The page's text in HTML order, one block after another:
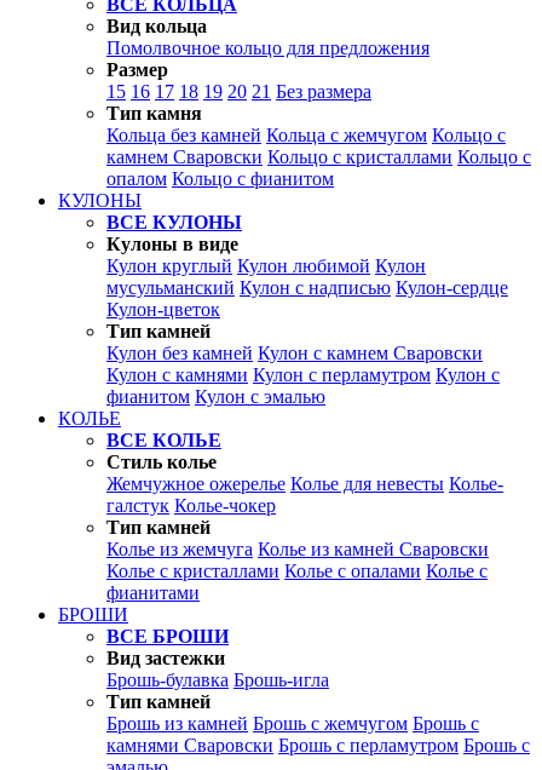
ВСЕ КОЛЬЦА
Вид кольца
Помолвочное кольцо для предложения
Размер
15 16 17 18 19 20 21 Без размера
Тип камня
Кольца без камней Кольца с жемчугом Кольцо с
камнем Сваровски Кольцо с кристаллами Кольцо с
опалом Кольцо с фианитом
КУЛОНЫ
ВСЕ КУЛОНЫ
Кулоны в виде
Кулон круглый Кулон любимой Кулон
мусульманский Кулон с надписью Кулон-сердце
Кулон-цветок
Тип камней
Кулон без камней Кулон с камнем Сваровски
Кулон с камнями Кулон с перламутром Кулон с
фианитом Кулон с эмалью
КОЛЬЕ
ВСЕ КОЛЬЕ
Стиль колье
Жемчужное ожерелье Колье для невесты Колье-
галстук Колье-чокер
Тип камней
Колье из жемчуга Колье из камней Сваровски
Колье с кристаллами Колье с опалами Колье с
фианитами
БРОШИ
ВСЕ БРОШИ
Вид застежки
Брошь-булавка Брошь-игла
Тип камней
Брошь из камней Брошь с жемчугом Брошь с
камнями Сваровски Брошь с перламутром Брошь с